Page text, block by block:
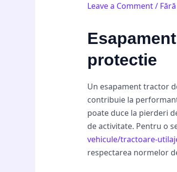
Leave a Comment/
protectie
Un esapament tractor
contribuie la
poate duce la pierderi
de activitate. Pentru o
vehicule/tractoare-
respectarea normelor